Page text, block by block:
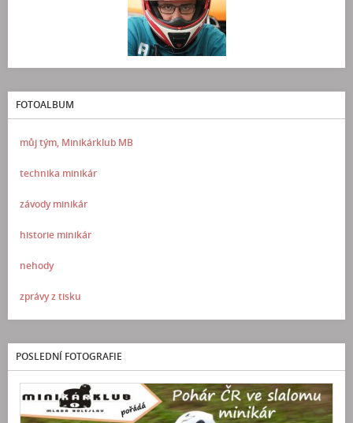
FOTOALBUM
můj tým, Minikárklub MB
technika minikár
závody minikár
historie minikár
nehody
zprávy z tisku
POSLEDNÍ FOTOGRAFIE